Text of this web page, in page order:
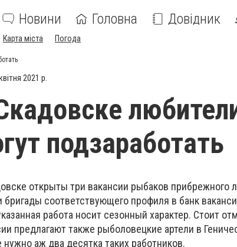
Новини Головна Довідник
Карта міста Погода
2021 р.
подзаработать
открыты три вакансии рыбаков прибрежного
бригады соответствующего профиля в банк
работа носит сезонный характер. Стоит
предлагают также рыболовецкие артели в
нужно аж два десятка таких работников.